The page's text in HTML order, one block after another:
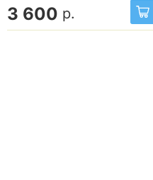
3 600 р.